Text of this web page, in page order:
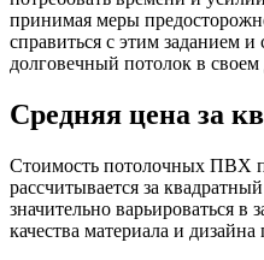
принимая меры
справиться с этим заданием и
долговечный потолок в своем
Средняя цена за
Стоимость потолочных ПВХ
рассчитывается за
значительно варьироваться в
качества материала и дизайна